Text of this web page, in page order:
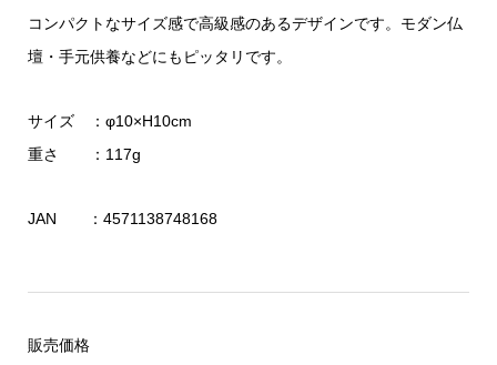
コンパクトなサイズ感で高級感のあるデザインです。モダン仏
壇・手元供養などにもピッタリです。
サイズ ：φ10×H10cm
重さ ：117g
JAN ：4571138748168
販売価格